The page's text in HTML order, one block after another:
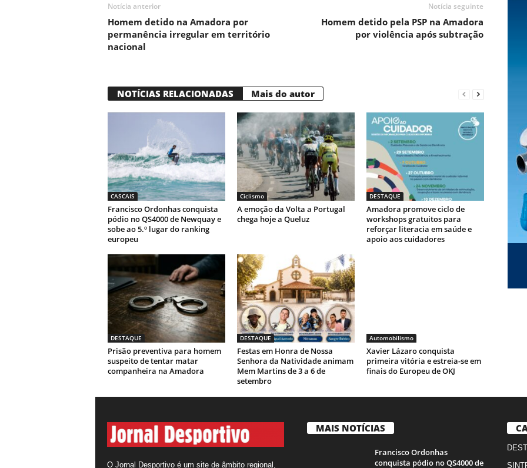
Notícia anterior
Homem detido na Amadora por
permanência irregular em território
nacional
Notícia seguinte
Homem detido pela PSP na Amadora
por violência após subtração
NOTÍCIAS RELACIONADAS Mais do autor
CASCAIS
Francisco Ordonhas conquista
pódio no QS4000 de Newquay e
sobe ao 5.º lugar do ranking
europeu
Ciclismo
A emoção da Volta a Portugal
chega hoje a Queluz
DESTAQUE
Amadora promove ciclo de
workshops gratuitos para
reforçar literacia em saúde e
apoio aos cuidadores
DESTAQUE
Prisão preventiva para homem
suspeito de tentar matar
companheira na Amadora
DESTAQUE
Festas em Honra de Nossa
Senhora da Natividade animam
Mem Martins de 3 a 6 de
setembro
Automobilismo
Xavier Lázaro conquista
primeira vitória e estreia-se em
finais do Europeu de OKJ
O Jornal Desportivo é um site de âmbito regional,
MAIS NOTÍCIAS
Francisco Ordonhas
conquista pódio no QS4000 de